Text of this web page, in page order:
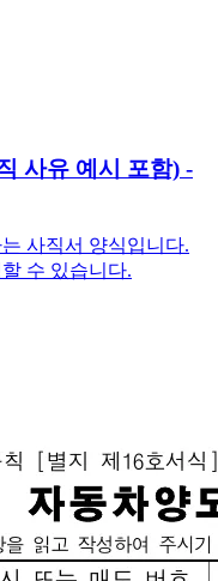
사유 예시 포함) -
사직서 양식입니다.
수 있습니다.